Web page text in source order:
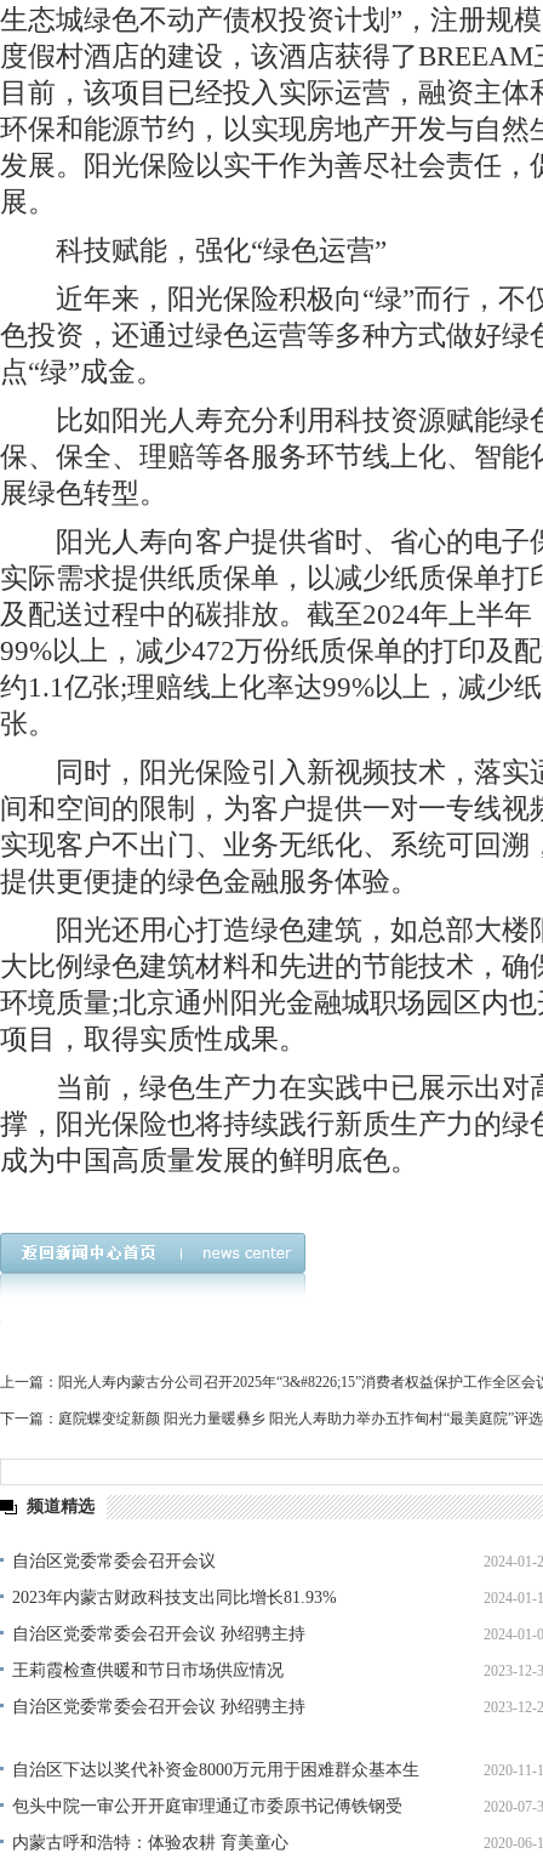
生态城绿色不动产债权投资计划”，注册规
度假村酒店的建设，该酒店获得了
目前，该项目已经投入实际运营，融资主体
环保和能源节约，以实现房地产开发与自然
发展。阳光保险以实干作为善尽社会责任，
展。
科技赋能，强化“绿色运营”
近年来，阳光保险积极向“绿”而行，不
色投资，还通过绿色运营等多种方式做好绿
点“绿”成金。
比如阳光人寿充分利用科技资源赋能绿
保、保全、理赔等各服务环节线上化、智能
展绿色转型。
阳光人寿向客户提供省时、省心的电子
实际需求提供纸质保单，以减少纸质保单打
及配送过程中的碳排放。截至2024年上半
99%以上，减少472万份纸质保单的打印及
约1.1亿张;理赔线上化率达99%以上，减少
张。
同时，阳光保险引入新视频技术，落实
间和空间的限制，为客户提供一对一专线视
实现客户不出门、业务无纸化、系统可回溯
提供更便捷的绿色金融服务体验。
阳光还用心打造绿色建筑，如总部大楼
大比例绿色建筑材料和先进的节能技术，确
环境质量;北京通州阳光金融城职场园区内
项目，取得实质性成果。
当前，绿色生产力在实践中已展示出对
撑，阳光保险也将持续践行新质生产力的绿
成为中国高质量发展的鲜明底色。
上一篇： 阳光人寿内蒙古分公司召开2025年“3&#8226;15”消费者权益保护工作全区会
下一篇： 庭院蝶变绽新颜 阳光力量暖彝乡 阳光人寿助力举办五拃甸村“最美庭院”评
频道精选
自治区党委常委会召开会议 2024-01-
2023年内蒙古财政科技支出同比增长81.93% 2024-01-
自治区党委常委会召开会议 孙绍骋主持 2024-01-
王莉霞检查供暖和节日市场供应情况 2023-12-
自治区党委常委会召开会议 孙绍骋主持 2023-12-
自治区下达以奖代补资金8000万元用于困难群众基本生
活
2020-11-
包头中院一审公开开庭审理通辽市委原书记傅铁钢受
贿、
2020-07-
内蒙古呼和浩特：体验农耕 育美童心 2020-06-